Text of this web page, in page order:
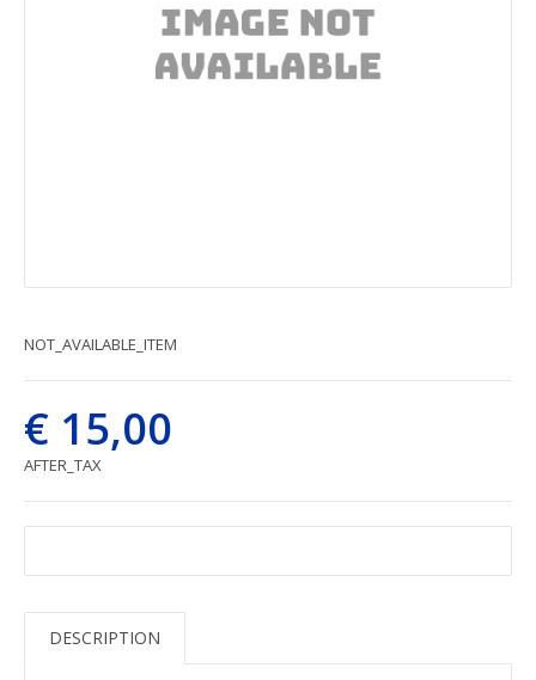
NOT_AVAILABLE_ITEM
€ 15,00
AFTER_TAX
DESCRIPTION